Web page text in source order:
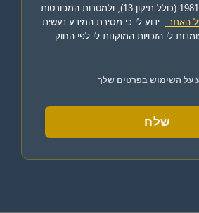
האתר
. ידוע לי כי מסירת המידע נעשית
לי הזכויות המוקנות לי לפי החוק.
על השימוש בפרטים שלך
שלח